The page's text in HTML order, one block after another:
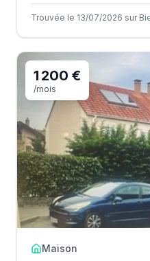
Trouvée le 13/07/2026 sur
1 200 €
/mois
Maison